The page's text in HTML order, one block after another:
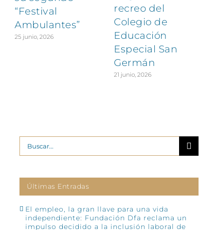
“Festival
Ambulantes”
25 junio, 2026
recreo del
Colegio de
Educación
Especial San
Germán
21 junio, 2026
Buscar:
Últimas Entradas
El empleo, la gran llave para una vida
independiente: Fundación Dfa reclama un
impulso decidido a la inclusión laboral de